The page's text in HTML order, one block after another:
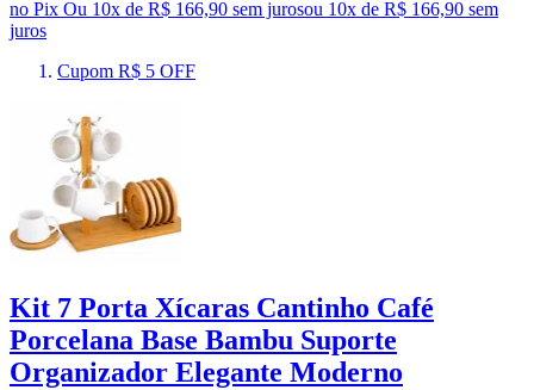
no Pix Ou 10x de R$ 166,90 sem jurosou 10x de R$ 166,90 sem
juros
Cupom R$ 5 OFF
Kit 7 Porta Xícaras Cantinho Café
Porcelana Base Bambu Suporte
Organizador Elegante Moderno